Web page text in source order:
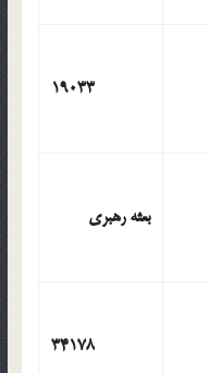
19033
بعثه رهبری
34178